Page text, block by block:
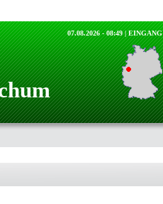
07.08.2026 - 08:49 |EINGANG